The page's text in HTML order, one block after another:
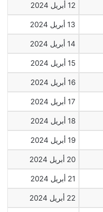
12 أبريل 2024
13 أبريل 2024
14 أبريل 2024
15 أبريل 2024
16 أبريل 2024
17 أبريل 2024
18 أبريل 2024
19 أبريل 2024
20 أبريل 2024
21 أبريل 2024
22 أبريل 2024